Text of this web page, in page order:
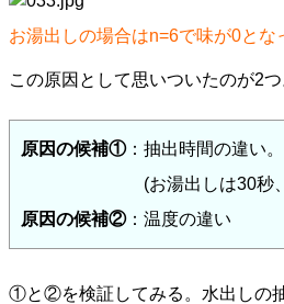
お湯出しの場合はn=6で味が0と
この原因として思いついたのが2つ
原因の候補①：抽出時間の違い。
(お湯出しは30秒、水
原因の候補②：温度の違い
①と②を検証してみる。水出しの